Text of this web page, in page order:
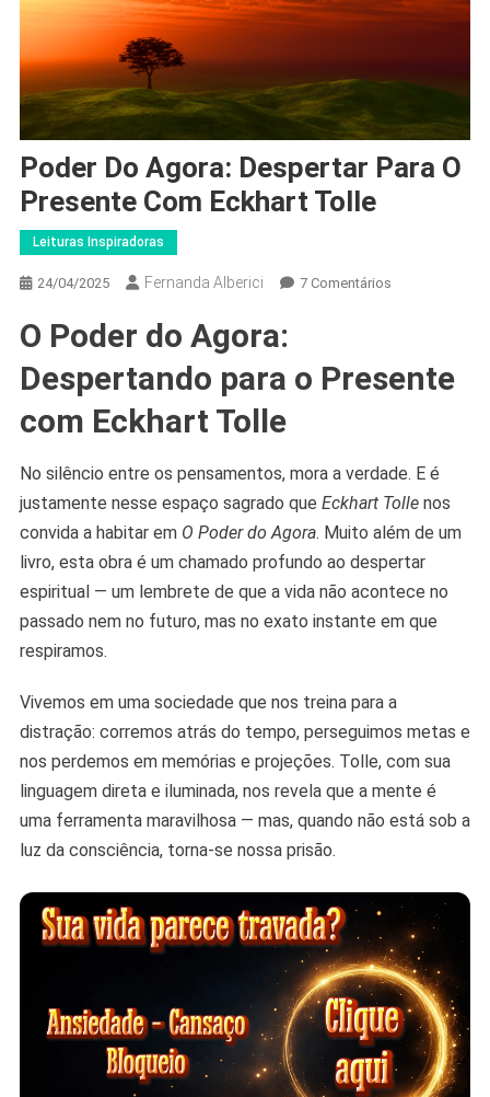
Poder Do Agora: Despertar Para O
Presente Com Eckhart Tolle
Leituras Inspiradoras
24/04/2025 Fernanda Alberici 7 ComentáriosEm
Despertar
Com
Eckhart
Tolle
O Poder do Agora:
Despertando para o Presente
com Eckhart Tolle
No silêncio entre os pensamentos, mora a verdade. E é
justamente nesse espaço sagrado que Eckhart Tollenos
convida a habitar em O Poder do Agora. Muito além de um
livro, esta obra é um chamado profundo ao despertar
espiritual — um lembrete de que a vida não acontece no
passado nem no futuro, mas no exato instante em que
respiramos.
Vivemos em uma sociedade que nos treina para a
distração: corremos atrás do tempo, perseguimos metas e
nos perdemos em memórias e projeções. Tolle, com sua
linguagem direta e iluminada, nos revela que a mente é
uma ferramenta maravilhosa — mas, quando não está sob a
luz da consciência, torna-se nossa prisão.